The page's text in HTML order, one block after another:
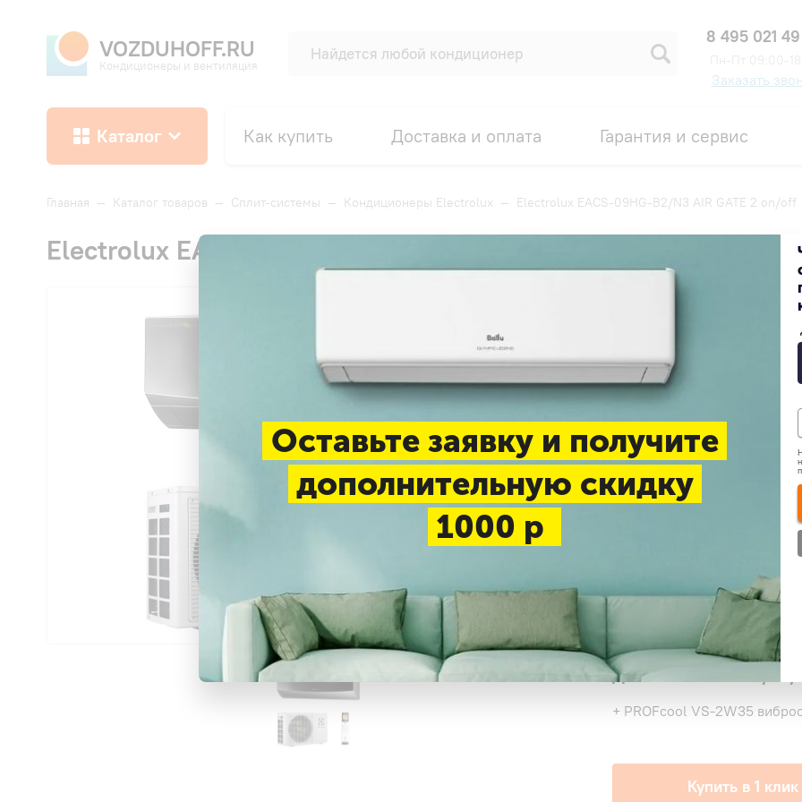
VOZDUHOFF.RU
Кондиционеры и вентиляция
8 495 021
Заказать
Каталог Как купить Доставка и оплата Гарантия и сервис
Главная — Каталог товаров — Сплит-системы — Кондиционеры Electrolux — Electrolux EACS-09HG-B2/N3 AIR GATE 2 on/off
Electrolux EACS-09HG-B2/N3 AIR GATE 2 on/off
В наличии на складе
До 20 м2 До 20 м2
До 50 м2 До 50 м2
Нашли
Доставка 1-3 дня —
Самовывоз в будние дни
Дополнительные
+ PROFcool VS-2W35
Купить в 1 клик
Оставьте заявку и получите
дополнительную скидку
1000 р